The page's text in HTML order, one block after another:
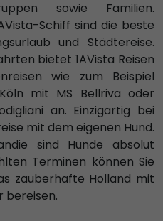
sowie Familien.
Schiff sind die beste
und Städtereise.
bietet 1AVista Reisen
wie zum Beispiel
mit MS Bellriva oder
an. Einzigartig bei
mit dem eigenen Hund.
sind Hunde absolut
Terminen können Sie
zauberhafte Holland mit
bereisen.